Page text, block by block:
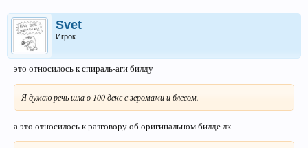
Svet
Игрок
это относилось к спираль-аги билду
Я думаю речь шла о 100 декс с зеромами и блесом.
а это относилось к разговору об оригинальном билде лк